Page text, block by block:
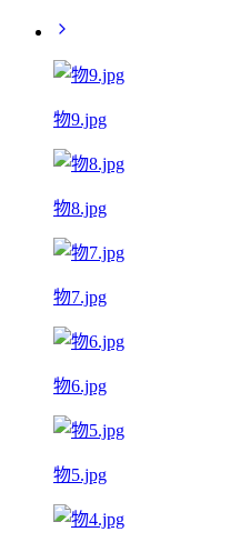
物9.jpg
物8.jpg
物7.jpg
物6.jpg
物5.jpg